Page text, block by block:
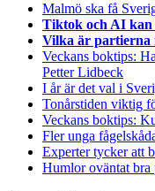
Malmö ska få
Tiktok och AI kan
Vilka är partierna
Veckans boktips:
Petter Lidbeck
I år är det val i
Tonårstiden viktig
Veckans boktips:
Fler unga
Experter tycker att
Humlor oväntat bra